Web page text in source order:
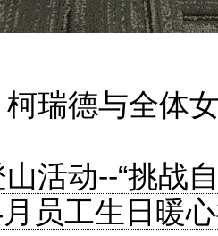
瑞德与全体
活动--“挑战
员工生日暖